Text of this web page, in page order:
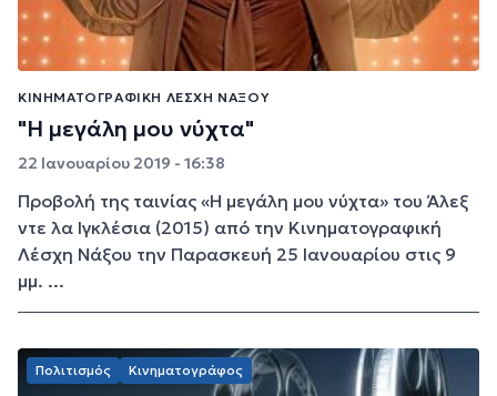
ΚΙΝΗΜΑΤΟΓΡΑΦΙΚΉ ΛΈΣΧΗ ΝΆΞΟΥ
"Η μεγάλη μου νύχτα"
22 Ιανουαρίου 2019 - 16:38
Προβολή της ταινίας «Η μεγάλη μου νύχτα» του Άλεξ
ντε λα Ιγκλέσια (2015) από την Κινηματογραφική
Λέσχη Νάξου την Παρασκευή 25 Ιανουαρίου στις 9
μμ. ...
Πολιτισμός Κινηματογράφος